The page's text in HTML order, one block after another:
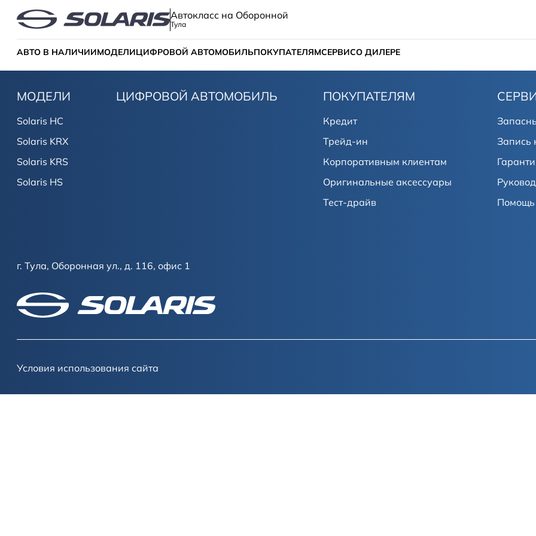
Автокласс на Оборонной
Тула
АВТО В НАЛИЧИИМОДЕЛИЦИФРОВОЙ АВТОМОБИЛЬПОКУПАТЕЛЯМСЕРВИСО ДИЛЕРЕ
МОДЕЛИ
Solaris HC
Solaris KRX
Solaris KRS
Solaris HS
ЦИФРОВОЙ АВТОМОБИЛЬ ПОКУПАТЕЛЯМ
Кредит
Трейд-ин
Корпоративным клиентам
Оригинальные аксессуары
Тест-драйв
Запись
Помощь
г. Тула, Оборонная ул., д. 116, офис 1
Условия использования сайта